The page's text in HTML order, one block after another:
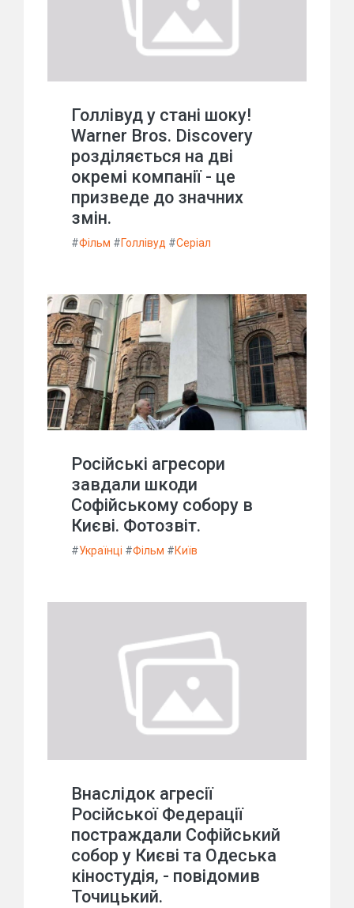
Голлівуд у стані шоку!
Warner Bros. Discovery
розділяється на дві
окремі компанії - це
призведе до значних
змін.
#Фільм #Голлівуд #Серіал
Російські агресори
завдали шкоди
Софійському собору в
Києві. Фотозвіт.
#Українці #Фільм #Київ
Внаслідок агресії
Російської Федерації
постраждали Софійський
собор у Києві та Одеська
кіностудія, - повідомив
Точицький.